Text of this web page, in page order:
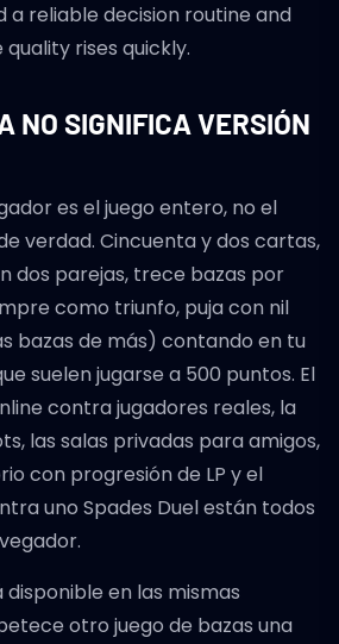
a reliable decision routine and
rises quickly.
NO SIGNIFICA VERSIÓN
es el juego entero, no el
verdad. Cincuenta y dos cartas,
dos parejas, trece bazas por
como triunfo, puja con nil
bazas de más) contando en tu
suelen jugarse a 500 puntos. El
contra jugadores reales, la
las salas privadas para amigos,
con progresión de LP y el
uno Spades Duel están todos
en las mismas
otro juego de bazas una